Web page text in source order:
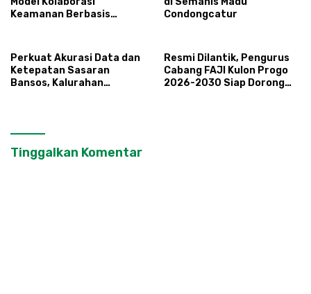
Keamanan Berbasis
Condongcatur
Perkuat Akurasi Data dan
Ketepatan Sasaran
Bansos, Kalurahan
Resmi Dilantik, Pengurus
Cabang FAJI Kulon Progo
2026-2030 Siap Dorong
Tinggalkan Komentar